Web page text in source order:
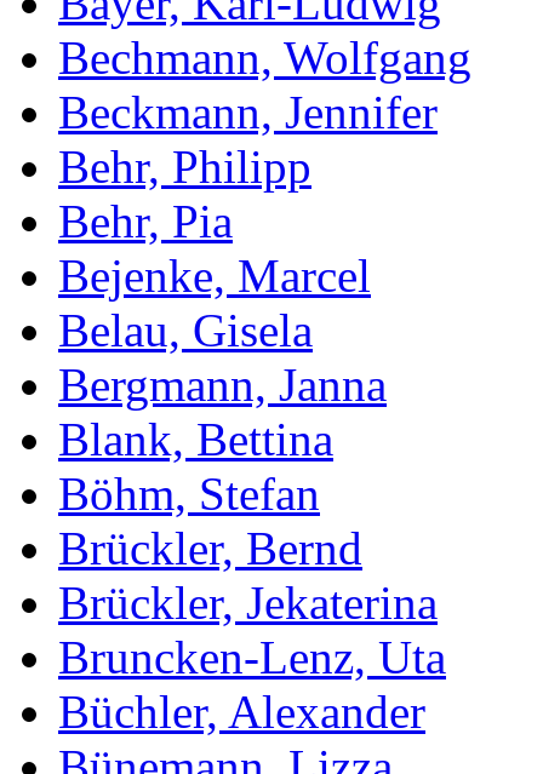
Bechmann, Wolfgang
Beckmann, Jennifer
Behr, Philipp
Behr, Pia
Bejenke, Marcel
Belau, Gisela
Bergmann, Janna
Blank, Bettina
Böhm, Stefan
Brückler, Bernd
Brückler, Jekaterina
Bruncken-Lenz, Uta
Büchler, Alexander